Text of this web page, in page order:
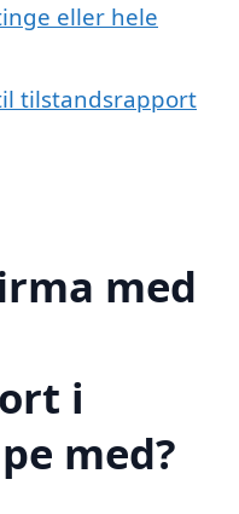
eller hele
tilstandsrapport
med
i
med?